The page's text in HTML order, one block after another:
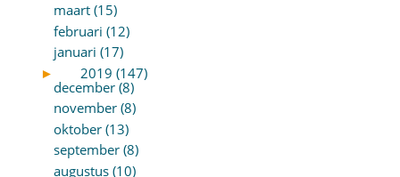
maart (15)
februari (12)
januari (17)
►
2019 (147)
december (8)
november (8)
oktober (13)
september (8)
augustus (10)